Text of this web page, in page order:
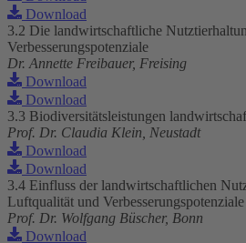
Download
3.2 Die landwirtschaftliche
Verbesserungspotenziale
Dr. Annette Freibauer, Freising
Download
Download
3.3 Biodiversitätsleistungen
Prof. Dr. Claudia Klein, Neustadt
Download
Download
3.4 Einfluss der landwirtschaftlichen
Luftqualität und Verbesserungspotenziale
Prof. Dr. Wolfgang Büscher, Bonn
Download